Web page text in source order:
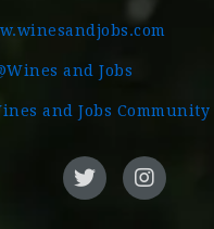
and Jobs
and Jobs Community